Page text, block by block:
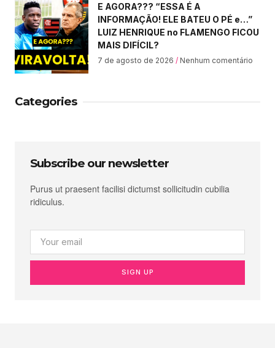
E AGORA??? “ESSA É A
INFORMAÇÃO! ELE BATEU O PÉ e…”
LUIZ HENRIQUE no FLAMENGO FICOU
MAIS DIFÍCIL?
7 de agosto de 2026 Nenhum comentário
Categories
Subscribe our newsletter
Purus ut praesent facilisi dictumst sollicitudin cubilia
ridiculus.
SIGN UP